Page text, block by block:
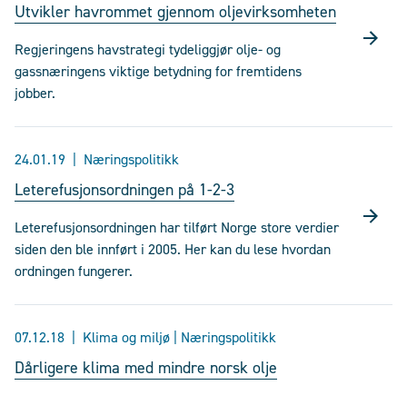
Utvikler havrommet gjennom oljevirksomheten
Regjeringens havstrategi tydeliggjør olje- og
gassnæringens viktige betydning for fremtidens
jobber.
24.01.19 Næringspolitikk
Leterefusjonsordningen på 1-2-3
Leterefusjonsordningen har tilført Norge store verdier
siden den ble innført i 2005. Her kan du lese hvordan
ordningen fungerer.
07.12.18 Klima og miljø | Næringspolitikk
Dårligere klima med mindre norsk olje